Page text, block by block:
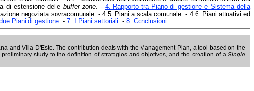
di estensione delle buffer zone. - 4. Rapporto tra Piano di gestione e Sistema della
negoziata sovracomunale. - 4.5. Piani a scala comunale. - 4.6. Piani attuativi ed
Piani di gestione. - 7. I Piani settoriali. - 8. Conclusioni.
and Villa D'Este. The contribution deals with the Management Plan, a tool based on the
study to the definition of strategies and objetives, and the creation of a Single